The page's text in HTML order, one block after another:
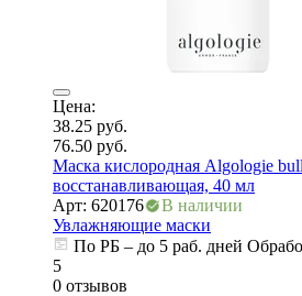
Цена:
38.25 руб.
76.50 руб.
Маска кислородная Algologie
восстанавливающая, 40 мл
Арт: 620176
В наличии
Увлажняющие маски
По РБ – до 5 раб. дней
5
0 отзывов